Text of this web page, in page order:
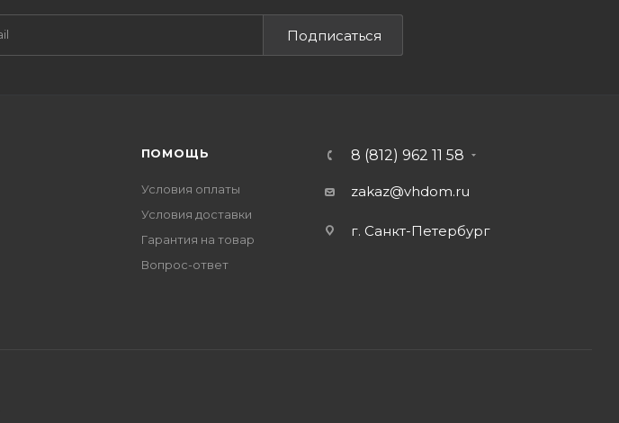
Подписаться
ПОМОЩЬ
Условия оплаты
Условия доставки
Гарантия на товар
Вопрос-ответ
8 (812) 962 11 58
zakaz@vhdom.ru
г. Санкт-Петербург